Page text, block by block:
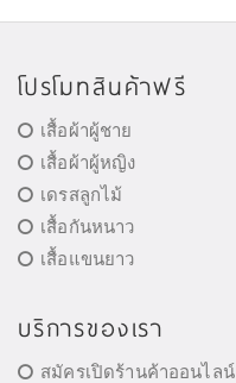
โปรโมทสินค้าฟรี
เสื้อผ้าผู้ชาย
เสื้อผ้าผู้หญิง
เดรสลูกไม้
เสื้อกันหนาว
เสื้อแขนยาว
บริการของเรา
สมัครเปิดร้านค้าออนไลน์